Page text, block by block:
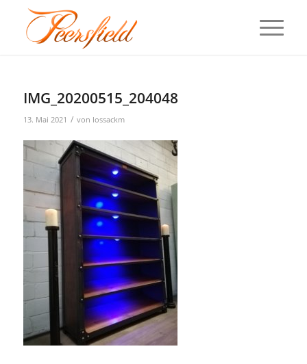
IMG_20200515_204048
13. Mai 2021 / von lossackm